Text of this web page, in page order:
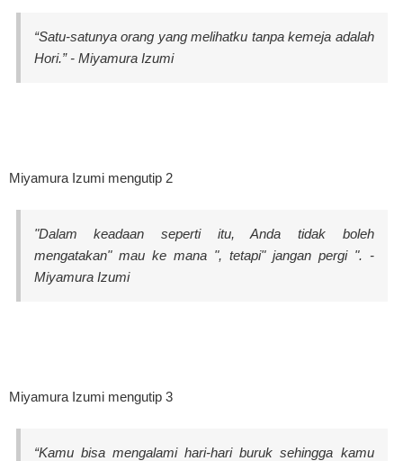
“Satu-satunya orang yang melihatku tanpa kemeja adalah
Hori.” - Miyamura Izumi
Miyamura Izumi mengutip 2
"Dalam keadaan seperti itu, Anda tidak boleh
mengatakan" mau ke mana ", tetapi" jangan pergi ". -
Miyamura Izumi
Miyamura Izumi mengutip 3
“Kamu bisa mengalami hari-hari buruk sehingga kamu